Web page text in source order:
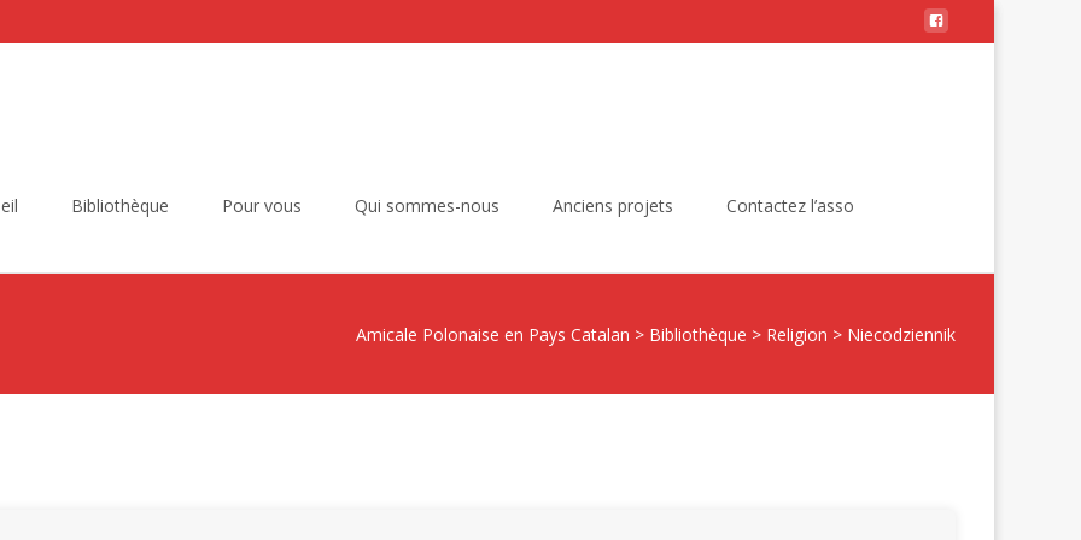
Bibliothèque Pour vous Qui sommes-nous Anciens projets Contactez l’asso
Amicale Polonaise en Pays Catalan > Bibliothèque > Religion > Niecodziennik